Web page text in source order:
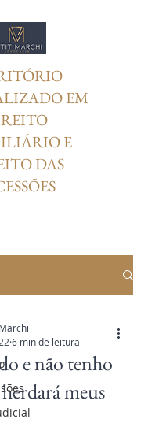
EM
E
DAS
e não tenho
meus
6 min de leitura